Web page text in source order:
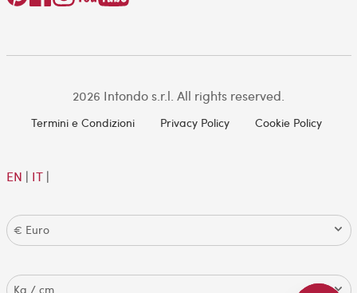
2026 Intondo s.r.l. All rights reserved.
Termini e Condizioni Privacy Policy Cookie Policy
EN | IT|